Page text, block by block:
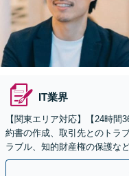
IT業界
【関東エリア対応】【24時
約書の作成、取引先とのトラ
ラブル、知的財産権の保護な
より力強く事業をサポートし